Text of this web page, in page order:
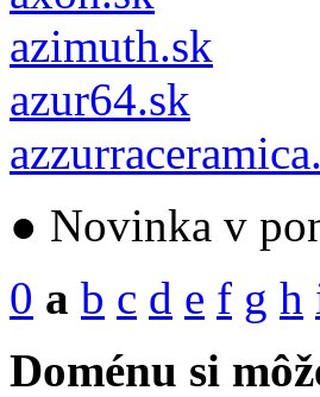
azimuth.sk
azur64.sk
● Novinka v
0 a b c d e f g h
Doménu si